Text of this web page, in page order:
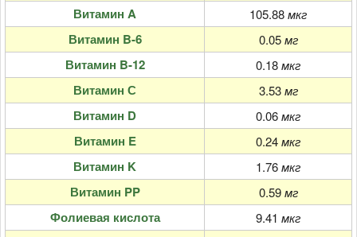
Витамин A 105.88мкг
Витамин B-6 0.05 мг
Витамин B-12 0.18мкг
Витамин С 3.53 мг
Витамин D 0.06мкг
Витамин E 0.24мкг
Витамин K 1.76мкг
Витамин PP 0.59 мг
Фолиевая кислота 9.41 мкг